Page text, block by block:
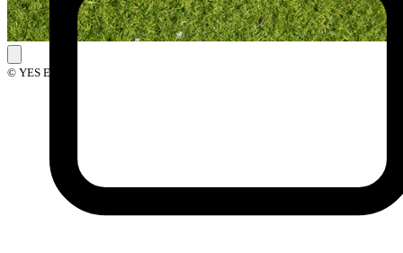
© YES Events